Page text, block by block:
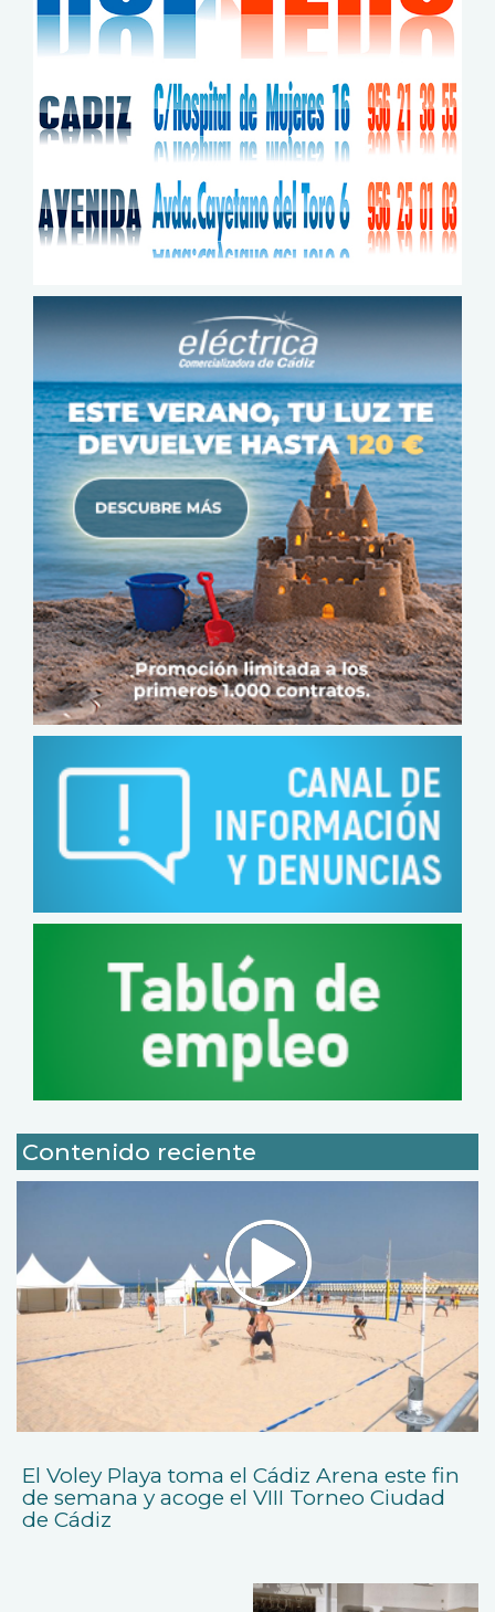
Contenido reciente
El Voley Playa toma el Cádiz Arena este fin
de semana y acoge el VIII Torneo Ciudad
de Cádiz